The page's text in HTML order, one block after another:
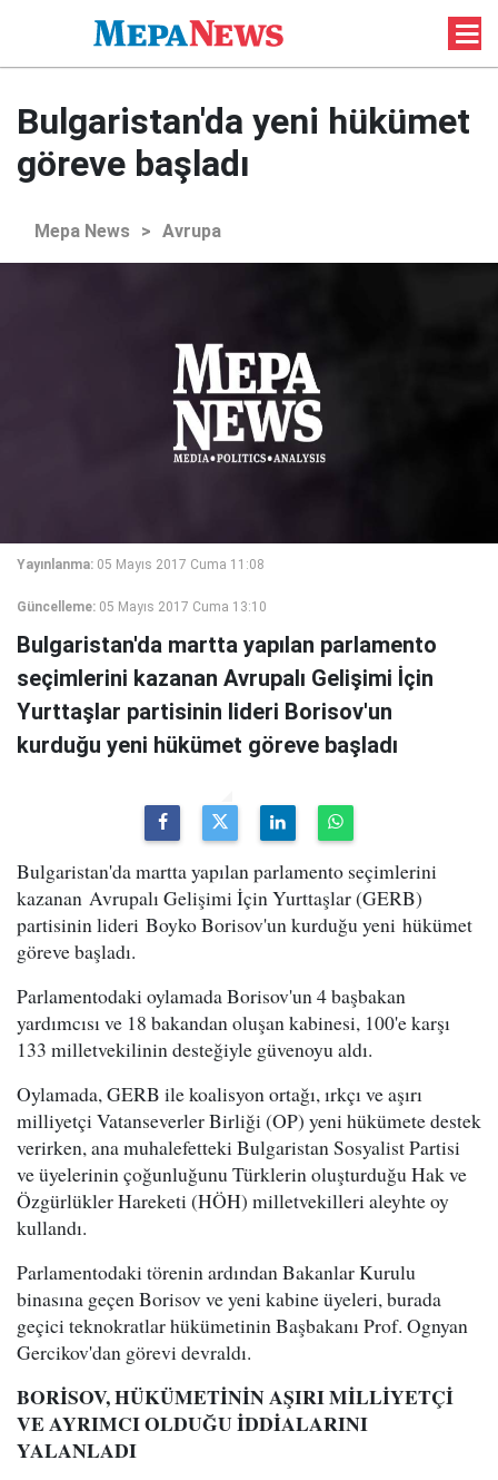
Bulgaristan'da yeni hükümet
göreve başladı
Mepa News > Avrupa
Yayınlanma: 05 Mayıs 2017 Cuma 11:08
Güncelleme: 05 Mayıs 2017 Cuma 13:10
Bulgaristan'da martta yapılan parlamento
seçimlerini kazanan Avrupalı Gelişimi İçin
Yurttaşlar partisinin lideri Borisov'un
kurduğu yeni hükümet göreve başladı
Bulgaristan'da martta yapılan parlamento seçimlerini
kazanan Avrupalı Gelişimi İçin Yurttaşlar (GERB)
partisinin lideri Boyko Borisov'un kurduğu yeni hükümet
göreve başladı.
Parlamentodaki oylamada Borisov'un 4 başbakan
yardımcısı ve 18 bakandan oluşan kabinesi, 100'e karşı
133 milletvekilinin desteğiyle güvenoyu aldı.
Oylamada, GERB ile koalisyon ortağı, ırkçı ve aşırı
milliyetçi Vatanseverler Birliği (OP) yeni hükümete destek
verirken, ana muhalefetteki Bulgaristan Sosyalist Partisi
ve üyelerinin çoğunluğunu Türklerin oluşturduğu Hak ve
Özgürlükler Hareketi (HÖH) milletvekilleri aleyhte oy
kullandı.
Parlamentodaki törenin ardından Bakanlar Kurulu
binasına geçen Borisov ve yeni kabine üyeleri, burada
geçici teknokratlar hükümetinin Başbakanı Prof. Ognyan
Gercikov'dan görevi devraldı.
BORİSOV, HÜKÜMETİNİN AŞIRI MİLLİYETÇİ
VE AYRIMCI OLDUĞU İDDİALARINI
YALANLADI